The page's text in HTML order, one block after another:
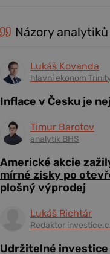
Názory analytiků
Lukáš Kovanda
hlavní ekonom
Inflace v Česku je
Timur Barotov
analytik BHS
Americké akcie
mírné zisky po
plošný výprodej
Lukáš Richtár
Redaktor
Udržitelné investice